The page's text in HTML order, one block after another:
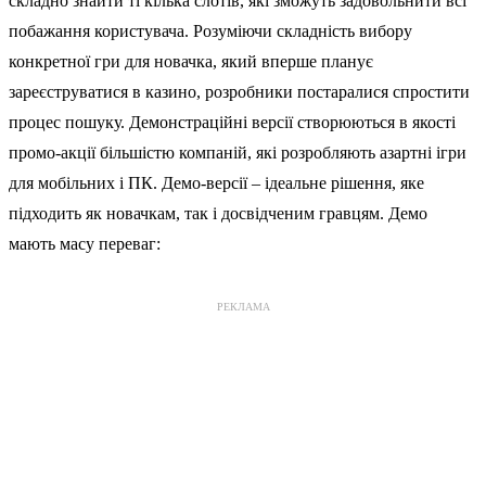
побажання користувача. Розуміючи складність вибору
конкретної гри для новачка, який вперше планує
зареєструватися в казино, розробники постаралися спростити
процес пошуку. Демонстраційні версії створюються в якості
промо-акції більшістю компаній, які розробляють азартні ігри
для мобільних і ПК. Демо-версії – ідеальне рішення, яке
підходить як новачкам, так і досвідченим гравцям. Демо
мають масу переваг:
РЕКЛАМА